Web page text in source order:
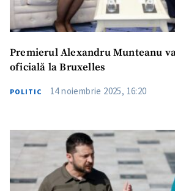
Premierul Alexandru Munteanu
oficială la Bruxelles
POLITIC 14 noiembrie 2025, 16:20